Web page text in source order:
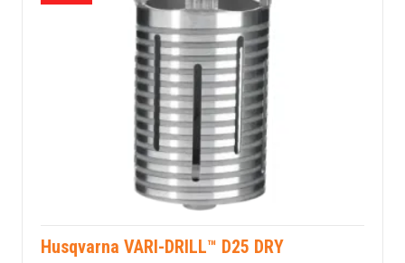
Husqvarna VARI-DRILL™ D25 DRY